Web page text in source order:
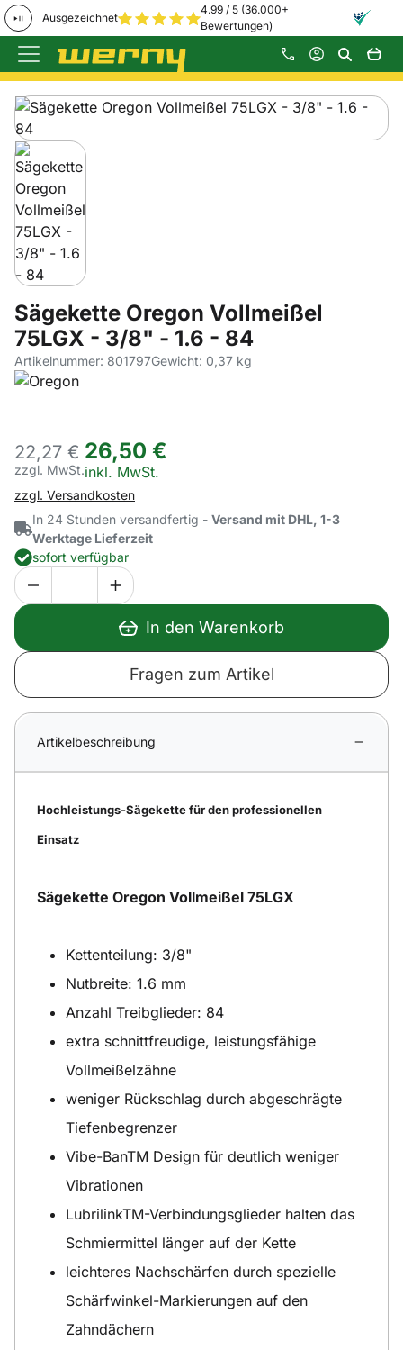
Ausgezeichnet
4.99 / 5 (36.000+
Bewertungen)
Zum Hauptinhalt springen
Produktgalerie
Zur Kaufbox springen
Sägekette Oregon Vollmeißel
75LGX - 3/8" - 1.6 - 84
Artikelnummer: 801797Gewicht: 0,37 kg
22,27 €
zzgl. MwSt.
26,50 €
Steuerhinweis:
inkl. MwSt.
zzgl. Versandkosten
In 24 Stunden versandfertig - Versand mit DHL, 1-3
Werktage Lieferzeit
sofort verfügbar
In den Warenkorb
Fragen zum Artikel
Artikelbeschreibung
Hochleistungs-Sägekette für den professionellen
Einsatz
Sägekette Oregon Vollmeißel 75LGX
Kettenteilung: 3/8"
Nutbreite: 1.6 mm
Anzahl Treibglieder: 84
extra schnittfreudige, leistungsfähige
Vollmeißelzähne
weniger Rückschlag durch abgeschrägte
Tiefenbegrenzer
Vibe-BanTM Design für deutlich weniger
Vibrationen
LubrilinkTM-Verbindungsglieder halten das
Schmiermittel länger auf der Kette
leichteres Nachschärfen durch spezielle
Schärfwinkel-Markierungen auf den
Zahndächern